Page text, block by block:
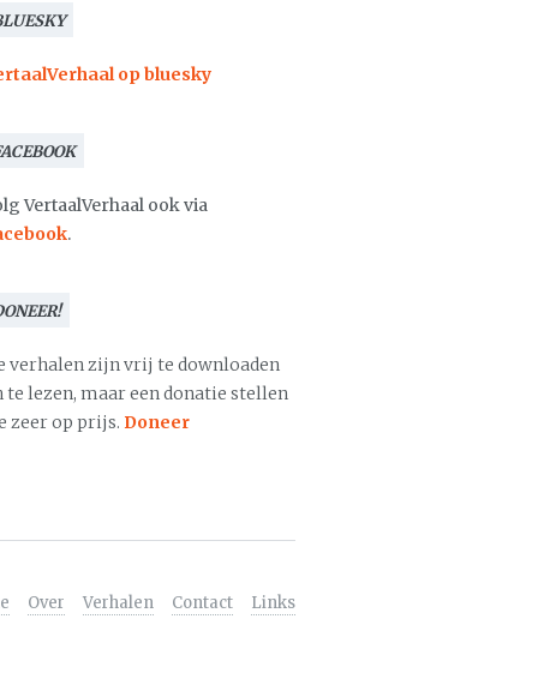
op bluesky
VertaalVerhaal ook via
.
verhalen zijn vrij te downloaden
te lezen, maar een donatie stellen
zeer op prijs. Doneer
Over Verhalen Contact Links